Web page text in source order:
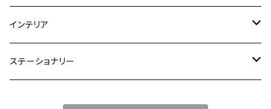
ショルダーバッグ
ワンハンドルバッグ
大皿
中皿
インテリア
花瓶・フラワーベース
ステーショナリー